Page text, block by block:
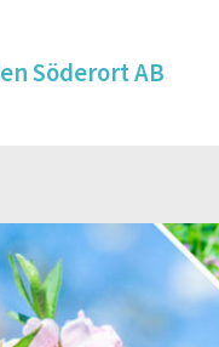
Söderort AB